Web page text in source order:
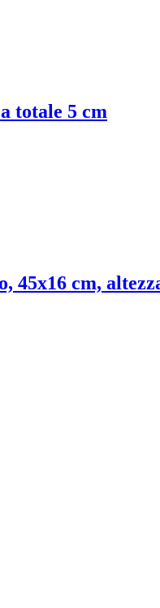
totale 5 cm
45x16 cm,